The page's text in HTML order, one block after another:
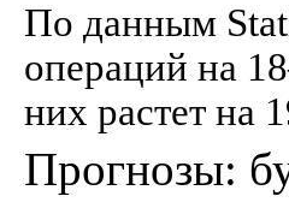
По данным
операций на
них растет на
Прогнозы: